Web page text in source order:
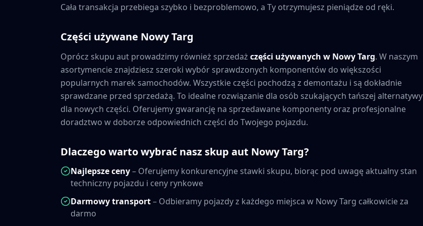
Cała transakcja przebiega szybko i bezproblemowo, a Ty otrzymujesz pieniądze od ręki.
Części używane Nowy Targ
Oprócz skupu aut prowadzimy również sprzedaż części używanych w Nowy Targ. W naszym
asortymencie znajdziesz szeroki wybór sprawdzonych komponentów do większości
popularnych marek samochodów. Wszystkie części pochodzą z demontażu i są dokładnie
sprawdzane przed sprzedażą. To idealne rozwiązanie dla osób szukających tańszej alternatywy
dla nowych części. Oferujemy gwarancję na sprzedawane komponenty oraz profesjonalne
doradztwo w doborze odpowiednich części do Twojego pojazdu.
Dlaczego warto wybrać nasz skup aut Nowy Targ?
Najlepsze ceny– Oferujemy konkurencyjne stawki skupu, biorąc pod uwagę aktualny stan
techniczny pojazdu i ceny rynkowe
Darmowy transport– Odbieramy pojazdy z każdego miejsca w Nowy Targ całkowicie za
darmo